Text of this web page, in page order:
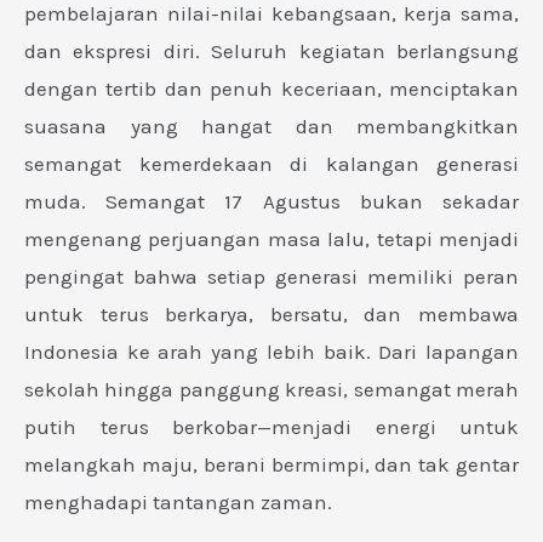
pembelajaran nilai-nilai kebangsaan, kerja sama,
dan ekspresi diri. Seluruh kegiatan berlangsung
dengan tertib dan penuh keceriaan, menciptakan
suasana yang hangat dan membangkitkan
semangat kemerdekaan di kalangan generasi
muda. Semangat 17 Agustus bukan sekadar
mengenang perjuangan masa lalu, tetapi menjadi
pengingat bahwa setiap generasi memiliki peran
untuk terus berkarya, bersatu, dan membawa
Indonesia ke arah yang lebih baik. Dari lapangan
sekolah hingga panggung kreasi, semangat merah
putih terus berkobar—menjadi energi untuk
melangkah maju, berani bermimpi, dan tak gentar
menghadapi tantangan zaman.